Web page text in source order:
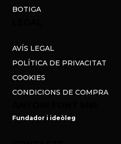
BOTIGA
AVÍS LEGAL
POLÍTICA DE PRIVACITAT
COOKIES
CONDICIONS DE COMPRA
Fundador i ideòleg